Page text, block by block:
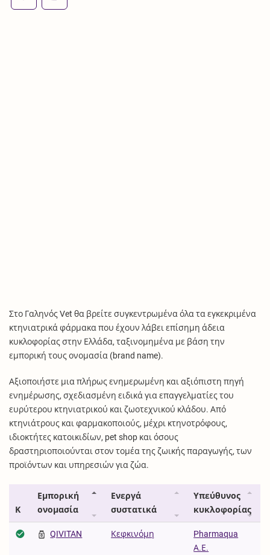
Στο Γαληνός Vet θα βρείτε συγκεντρωμένα όλα τα εγκεκριμένα
κτηνιατρικά φάρμακα που έχουν λάβει επίσημη άδεια
κυκλοφορίας στην Ελλάδα, ταξινομημένα με βάση την
εμπορική τους ονομασία (brand name).
Αξιοποιήστε μια πλήρως ενημερωμένη και αξιόπιστη πηγή
ενημέρωσης, σχεδιασμένη ειδικά για επαγγελματίες του
ευρύτερου κτηνιατρικού και ζωοτεχνικού κλάδου. Από
κτηνιάτρους και φαρμακοποιούς, μέχρι κτηνοτρόφους,
ιδιοκτήτες κατοικιδίων, pet shop και όσους
δραστηριοποιούνται στον τομέα της ζωικής παραγωγής, των
προϊόντων και υπηρεσιών για ζώα.
Κ
Εμπορική
ονομασία
Ενεργά
συστατικά
Υπεύθυνος
κυκλοφορίας
QIVITAN Κεφκινόμη
Pharmaqua
Α.Ε.